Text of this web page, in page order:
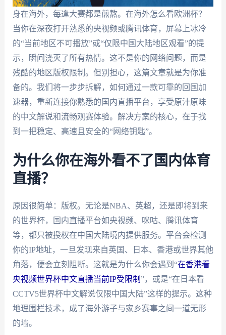
身在海外，每逢大赛都是煎熬。在海外怎么看欧洲杯？
当你在深夜打开熟悉的央视频或腾讯体育，屏幕上冰冷
的“当前地区不可播放”或“仅限中国大陆地区观看”的提
示，瞬间浇灭了所有热情。这不是你的网络问题，而是
残酷的地区版权限制。但别担心，这篇文章就是为你准
备的。我们将一步步拆解，如何通过一款可靠的回国加
速器，重新连接你熟悉的国内直播平台，享受原汁原味
的中文解说和流畅观赛体验。解决方案的核心，在于找
到一把稳定、高速且安全的“网络钥匙”。
为什么你在海外看不了国内体育
直播？
原因很简单：版权。无论是NBA、英超，还是即将到来
的世界杯，国内直播平台如央视频、咪咕、腾讯体育
等，都只被授权在中国大陆境内提供服务。平台会检测
你的IP地址，一旦发现来自英国、日本、香港或世界其他
角落，便会立刻阻断。这就是为什么你会遇到“在香港看
央视频世界杯中文直播当前IP受限制 ”，或是“在日本看
CCTV5世界杯中文解说仅限中国大陆”这样的提示。这种
地理围栏技术，成了海外游子与家乡赛事之间一道无形
的墙。